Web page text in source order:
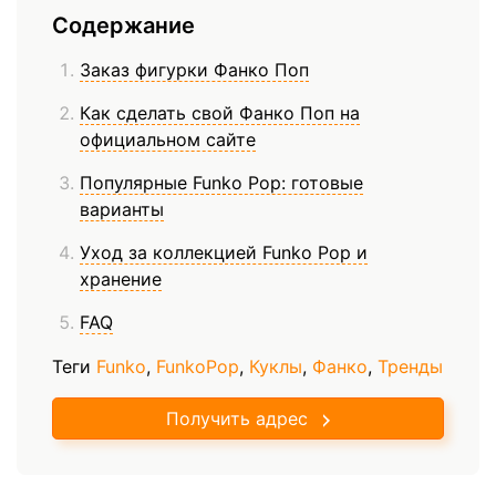
Содержание
Заказ фигурки Фанко Поп
Как сделать свой Фанко Поп на
официальном сайте
Популярные Funko Pop: готовые
варианты
Уход за коллекцией Funko Pop и
хранение
FAQ
Теги Funko, FunkoPop, Куклы, Фанко, Тренды
Получить адрес